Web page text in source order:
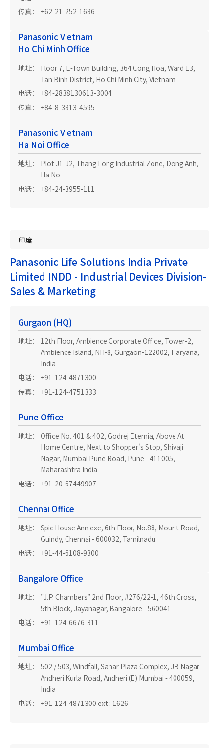
传真：
+62-21-252-1686
Panasonic Vietnam
Ho Chi Minh Office
地址：
Floor 7, E-Town Building, 364 Cong Hoa, Ward 13,
Tan Binh District, Ho Chi Minh City, Vietnam
电话：
+84-2838130613-3004
传真：
+84-8-3813-4595
Panasonic Vietnam
Ha Noi Office
地址：
Plot J1-J2, Thang Long Industrial Zone, Dong Anh,
Ha No
电话：
+84-24-3955-111
印度
Panasonic Life Solutions India Private
Limited INDD - Industrial Devices Division-
Sales & Marketing
Gurgaon (HQ)
地址：
12th Floor, Ambience Corporate Office, Tower-2,
Ambience Island, NH-8, Gurgaon-122002, Haryana,
India
电话：
+91-124-4871300
传真：
+91-124-4751333
Pune Office
地址：
Office No. 401 & 402, Godrej Eternia, Above At
Home Centre, Next to Shopper's Stop, Shivaji
Nagar, Mumbai Pune Road, Pune - 411005,
Maharashtra India
电话：
+91-20-67449907
Chennai Office
地址：
Spic House Ann exe, 6th Floor, No.88, Mount Road,
Guindy, Chennai - 600032, Tamilnadu
电话：
+91-44-6108-9300
Bangalore Office
地址：
"J.P. Chambers" 2nd Floor, #276/22-1, 46th Cross,
5th Block, Jayanagar, Bangalore - 560041
电话：
+91-124-6676-311
Mumbai Office
地址：
502 / 503, Windfall, Sahar Plaza Complex, JB Nagar
Andheri Kurla Road, Andheri (E) Mumbai - 400059,
India
电话：
+91-124-4871300 ext : 1626